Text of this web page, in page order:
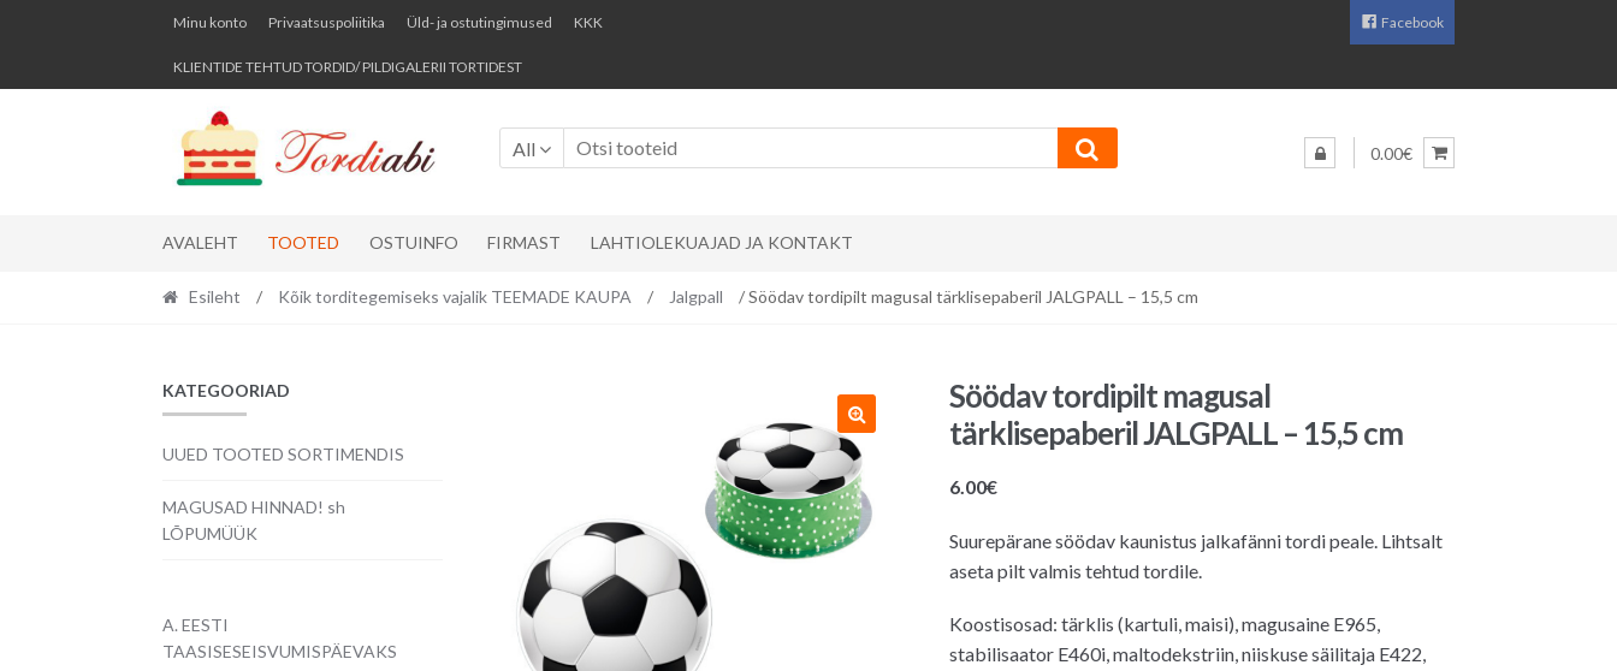
Skip
navigation
Skip
content
Minu konto Privaatsuspoliitika Üld- ja ostutingimused KKK
KLIENTIDE TEHTUD TORDID/ PILDIGALERII TORTIDEST
Facebook
All 0.00€
AVALEHT TOOTED OSTUINFO FIRMAST LAHTIOLEKUAJAD JA KONTAKT
Esileht / Kõik torditegemiseks vajalik TEEMADE KAUPA / Jalgpall / Söödav tordipilt magusal tärklisepaberil JALGPALL – 15,5 cm
Söödav tordipilt magusal
tärklisepaberil JALGPALL – 15,5 cm
6.00€
Suurepärane söödav kaunistus jalkafänni tordi peale. Lihtsalt
aseta pilt valmis tehtud tordile.
Koostisosad: tärklis (kartuli, maisi), magusaine E965,
stabilisaator E460i, maltodekstriin, niiskuse säilitaja E422,
KATEGOORIAD
UUED TOOTED SORTIMENDIS
MAGUSAD HINNAD! sh
LÕPUMÜÜK
A. EESTI
TAASISESEISVUMISPÄEVAKS